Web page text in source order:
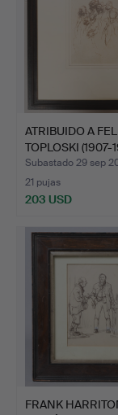
ATRIBUIDO A
TOPLOSKI (1907-
Subastado 29 sep
21 pujas
203 USD
FRANK